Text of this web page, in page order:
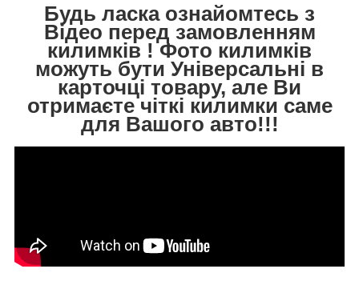
Будь ласка ознайомтесь з
Відео перед замовленням
килимків ! Фото килимків
можуть бути Універсальні в
карточці товару, але Ви
отримаєте чіткі килимки саме
для Вашого авто!!!